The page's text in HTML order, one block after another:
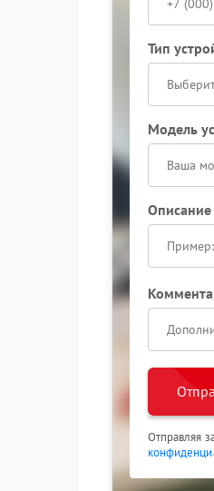
Тип
Модель
Отправляя